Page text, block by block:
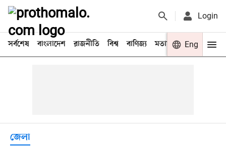
Login
সর্বশেষ বাংলাদেশ রাজনীতি বিশ্ব বাণিজ্য মতামত খেলা
Eng
জেলা